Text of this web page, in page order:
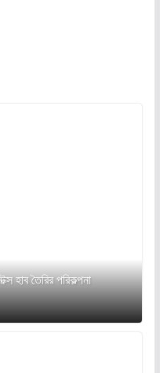
হাব তৈরির পরিকল্পনা